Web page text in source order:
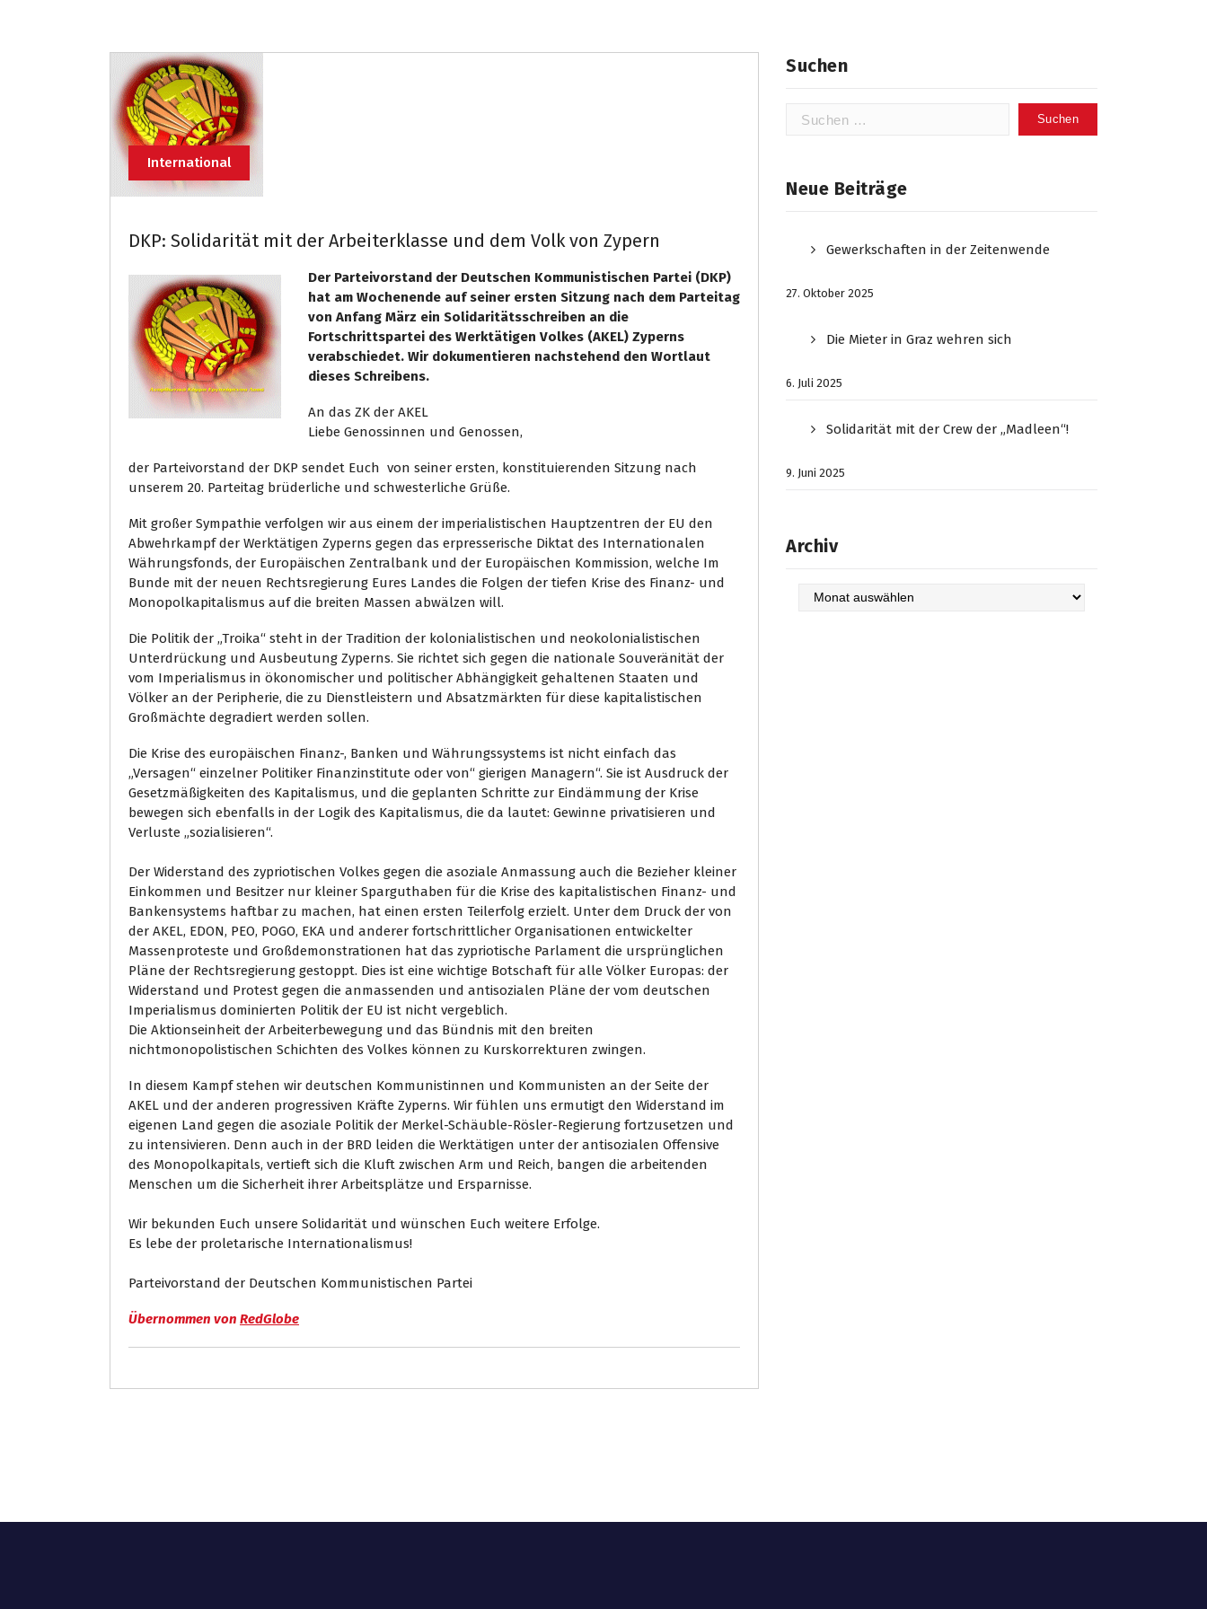
International
DKP: Solidarität mit der Arbeiterklasse und dem Volk von Zypern
Der Parteivorstand der Deutschen Kommunistischen Partei (DKP)
hat am Wochenende auf seiner ersten Sitzung nach dem Parteitag
von Anfang März ein Solidaritätsschreiben an die
Fortschrittspartei des Werktätigen Volkes (AKEL) Zyperns
verabschiedet. Wir dokumentieren nachstehend den Wortlaut
dieses Schreibens.
An das ZK der AKEL
Liebe Genossinnen und Genossen,
der Parteivorstand der DKP sendet Euch von seiner ersten, konstituierenden Sitzung nach
unserem 20. Parteitag brüderliche und schwesterliche Grüße.
Mit großer Sympathie verfolgen wir aus einem der imperialistischen Hauptzentren der EU den
Abwehrkampf der Werktätigen Zyperns gegen das erpresserische Diktat des Internationalen
Währungsfonds, der Europäischen Zentralbank und der Europäischen Kommission, welche Im
Bunde mit der neuen Rechtsregierung Eures Landes die Folgen der tiefen Krise des Finanz- und
Monopolkapitalismus auf die breiten Massen abwälzen will.
Die Politik der „Troika“ steht in der Tradition der kolonialistischen und neokolonialistischen
Unterdrückung und Ausbeutung Zyperns. Sie richtet sich gegen die nationale Souveränität der
vom Imperialismus in ökonomischer und politischer Abhängigkeit gehaltenen Staaten und
Völker an der Peripherie, die zu Dienstleistern und Absatzmärkten für diese kapitalistischen
Großmächte degradiert werden sollen.
Die Krise des europäischen Finanz-, Banken und Währungssystems ist nicht einfach das
„Versagen“ einzelner Politiker Finanzinstitute oder von“ gierigen Managern“. Sie ist Ausdruck der
Gesetzmäßigkeiten des Kapitalismus, und die geplanten Schritte zur Eindämmung der Krise
bewegen sich ebenfalls in der Logik des Kapitalismus, die da lautet: Gewinne privatisieren und
Verluste „sozialisieren“.
Der Widerstand des zypriotischen Volkes gegen die asoziale Anmassung auch die Bezieher kleiner
Einkommen und Besitzer nur kleiner Sparguthaben für die Krise des kapitalistischen Finanz- und
Bankensystems haftbar zu machen, hat einen ersten Teilerfolg erzielt. Unter dem Druck der von
der AKEL, EDON, PEO, POGO, EKA und anderer fortschrittlicher Organisationen entwickelter
Massenproteste und Großdemonstrationen hat das zypriotische Parlament die ursprünglichen
Pläne der Rechtsregierung gestoppt. Dies ist eine wichtige Botschaft für alle Völker Europas: der
Widerstand und Protest gegen die anmassenden und antisozialen Pläne der vom deutschen
Imperialismus dominierten Politik der EU ist nicht vergeblich.
Die Aktionseinheit der Arbeiterbewegung und das Bündnis mit den breiten
nichtmonopolistischen Schichten des Volkes können zu Kurskorrekturen zwingen.
In diesem Kampf stehen wir deutschen Kommunistinnen und Kommunisten an der Seite der
AKEL und der anderen progressiven Kräfte Zyperns. Wir fühlen uns ermutigt den Widerstand im
eigenen Land gegen die asoziale Politik der Merkel-Schäuble-Rösler-Regierung fortzusetzen und
zu intensivieren. Denn auch in der BRD leiden die Werktätigen unter der antisozialen Offensive
des Monopolkapitals, vertieft sich die Kluft zwischen Arm und Reich, bangen die arbeitenden
Menschen um die Sicherheit ihrer Arbeitsplätze und Ersparnisse.
Wir bekunden Euch unsere Solidarität und wünschen Euch weitere Erfolge.
Es lebe der proletarische Internationalismus!
Parteivorstand der Deutschen Kommunistischen Partei
Übernommen von RedGlobe
Suchen
Suchen
Neue Beiträge
Gewerkschaften in der Zeitenwende
27. Oktober 2025
Die Mieter in Graz wehren sich
6. Juli 2025
Solidarität mit der Crew der „Madleen“!
9. Juni 2025
Archiv
Archiv